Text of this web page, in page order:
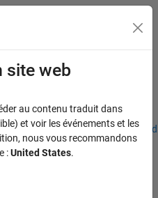
Adresses de nos bureaux
du menu
site web
au contenu traduit dans
et voir les événements et les
nous vous recommandons
:United States.